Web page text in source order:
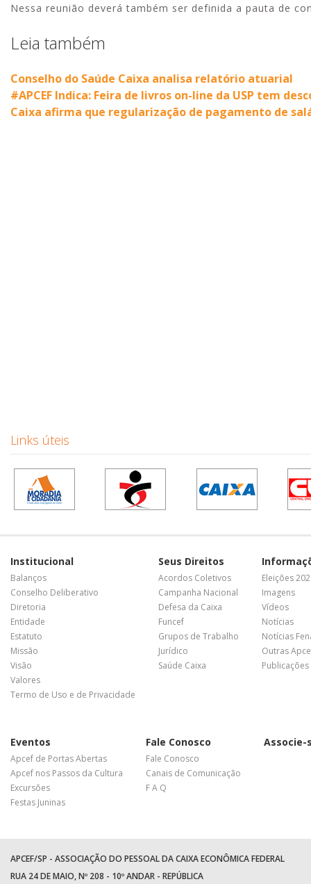
Nessa reunião deverá também ser definida a pauta de
Leia também
Conselho do Saúde Caixa analisa relatório atuarial
#APCEF Indica: Feira de livros on-line da USP tem
Caixa afirma que regularização de pagamento de
Links úteis
Institucional
Balanços
Conselho Deliberativo
Diretoria
Entidade
Estatuto
Missão
Visão
Valores
Termo de Uso e de Privacidade
Seus Direitos
Acordos Coletivos
Campanha Nacional
Defesa da Caixa
Funcef
Grupos de Trabalho
Jurídico
Saúde Caixa
Eleições
Imagens
Vídeos
Notícias
Notícias
Outras
Publicações
Eventos
Apcef de Portas Abertas
Apcef nos Passos da Cultura
Excursões
Festas Juninas
Fale Conosco
Fale Conosco
Canais de Comunicação
F A Q
Associe-
APCEF/SP - ASSOCIAÇÃO DO PESSOAL DA CAIXA ECONÔMICA FEDERAL
RUA 24 DE MAIO, Nº 208 - 10º ANDAR - REPÚBLICA